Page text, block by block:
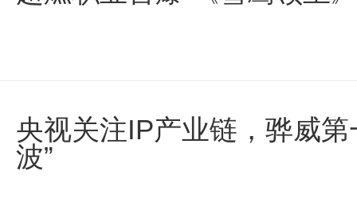
央视关注IP产业链，骅威
波”